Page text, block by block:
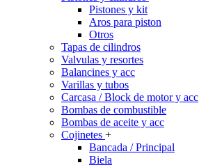
Pistones y kit
Aros para piston
Otros
Tapas de cilindros
Valvulas y resortes
Balancines y acc
Varillas y tubos
Carcasa / Block de motor y acc
Bombas de combustible
Bombas de aceite y acc
Cojinetes +
Bancada / Principal
Biela